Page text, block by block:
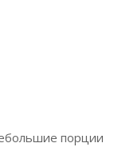
порции